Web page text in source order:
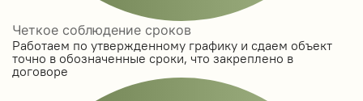
Четкое соблюдение сроков
Работаем по утвержденному графику и сдаем объект
точно в обозначенные сроки, что закреплено в
договоре